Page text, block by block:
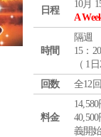
日程
10月
A
時間
隔週
15：
（ 1
回数
全12回
料金
義開